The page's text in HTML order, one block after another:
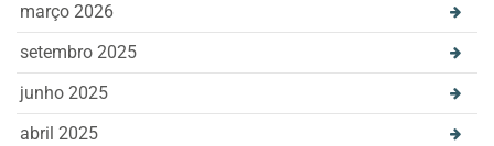
março 2026
setembro 2025
junho 2025
abril 2025